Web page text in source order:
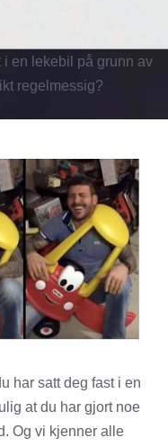
i en lekebil på grunn av
regelmessig?
har satt deg fast i en
at du har gjort noe
Og vi kjenner alle